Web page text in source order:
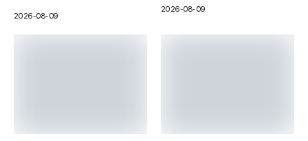
2026-08-09
2026-08-09